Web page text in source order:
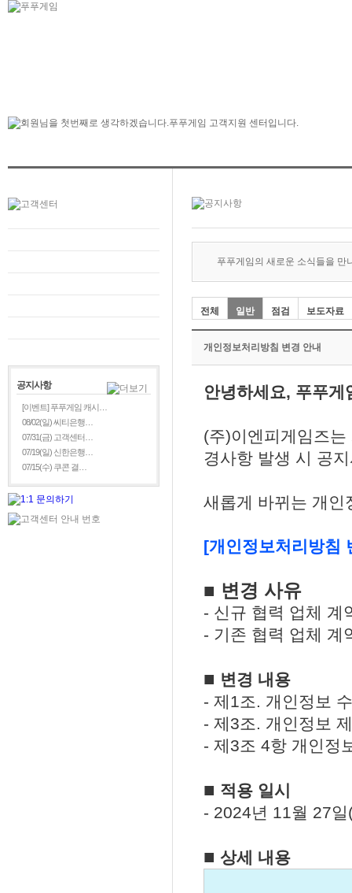
공지사항
[이벤트] 푸푸게임 캐시…
08/02(일) 씨티은행…
07/31(금) 고객센터…
07/19(일) 신한은행…
07/15(수) 쿠콘 결…
푸푸게임의 새로운 소식들을 만
전체 일반 점검 보도자료
개인정보처리방침 변경 안내
안녕하세요, 푸푸게
(주)이엔피게임즈
경사항 발생 시 공
새롭게 바뀌는 개인
[개인정보처리방침
■ 변경 사유
- 신규 협력 업체 계
- 기존 협력 업체 계
■ 변경 내용
- 제1조. 개인정보
- 제3조. 개인정보
- 제3조 4항 개인정
■ 적용 일시
- 2024년 11월 27일
■ 상세 내용